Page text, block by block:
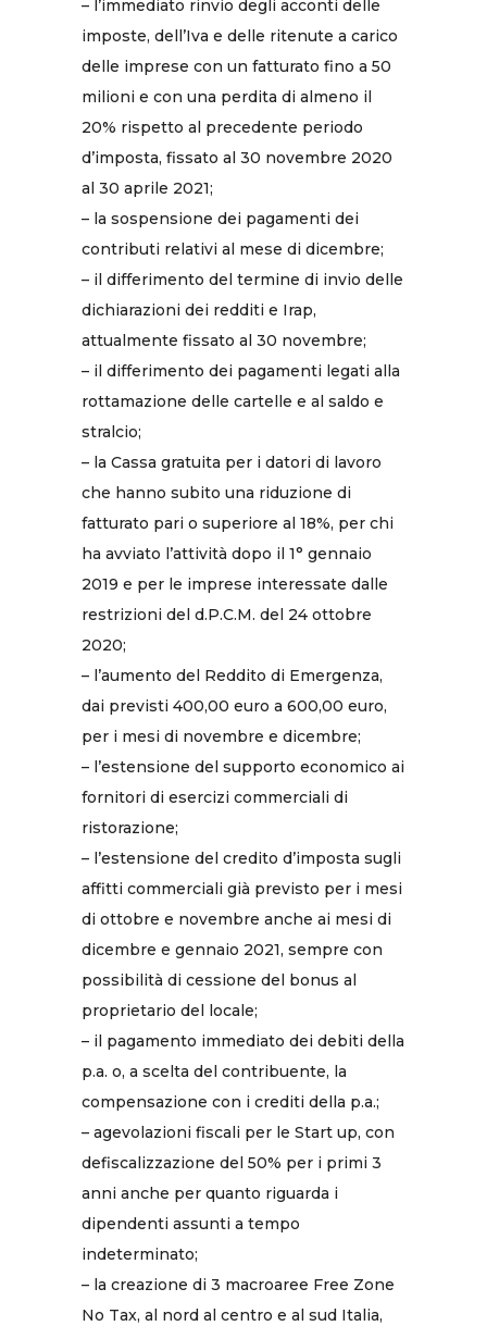
– l’immediato rinvio degli acconti delle
imposte, dell’Iva e delle ritenute a carico
delle imprese con un fatturato fino a 50
milioni e con una perdita di almeno il
20% rispetto al precedente periodo
d’imposta, fissato al 30 novembre 2020
al 30 aprile 2021;
– la sospensione dei pagamenti dei
contributi relativi al mese di dicembre;
– il differimento del termine di invio delle
dichiarazioni dei redditi e Irap,
attualmente fissato al 30 novembre;
– il differimento dei pagamenti legati alla
rottamazione delle cartelle e al saldo e
stralcio;
– la Cassa gratuita per i datori di lavoro
che hanno subito una riduzione di
fatturato pari o superiore al 18%, per chi
ha avviato l’attività dopo il 1° gennaio
2019 e per le imprese interessate dalle
restrizioni del d.P.C.M. del 24 ottobre
2020;
– l’aumento del Reddito di Emergenza,
dai previsti 400,00 euro a 600,00 euro,
per i mesi di novembre e dicembre;
– l’estensione del supporto economico ai
fornitori di esercizi commerciali di
ristorazione;
– l’estensione del credito d’imposta sugli
affitti commerciali già previsto per i mesi
di ottobre e novembre anche ai mesi di
dicembre e gennaio 2021, sempre con
possibilità di cessione del bonus al
proprietario del locale;
– il pagamento immediato dei debiti della
p.a. o, a scelta del contribuente, la
compensazione con i crediti della p.a.;
– agevolazioni fiscali per le Start up, con
defiscalizzazione del 50% per i primi 3
anni anche per quanto riguarda i
dipendenti assunti a tempo
indeterminato;
– la creazione di 3 macroaree Free Zone
No Tax, al nord al centro e al sud Italia,